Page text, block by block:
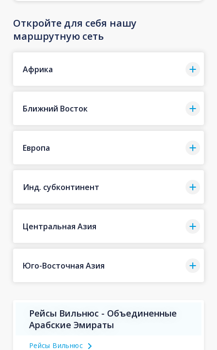
Откройте для себя нашу
маршрутную сеть
Африка
Ближний Восток
Европа
Инд. субконтинент
Центральная Азия
Юго-Восточная Азия
Рейсы Вильнюс - Объединенные
Арабские Эмираты
Рейсы Вильнюс